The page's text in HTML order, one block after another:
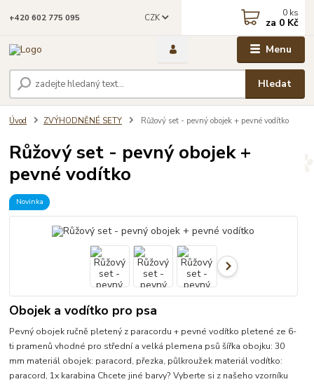
Menu
CZK
Hledat
+420 602 775 095 0 ks
za 0 Kč
Úvod ZVÝHODNĚNÉ SETY Růžový set - pevný obojek + pevné vodítko
Růžový set - pevný obojek +
pevné vodítko
Novinka
Obojek a vodítko pro psa
Pevný obojek ručně pletený z paracordu + pevné vodítko pletené ze 6-
ti pramenů vhodné pro střední a velká plemena psů šířka obojku: 30
mm materiál obojek: paracord, přezka, půlkroužek materiál vodítko:
paracord, 1x karabina Chcete jiné barvy? Vyberte si z našeho vzorníku